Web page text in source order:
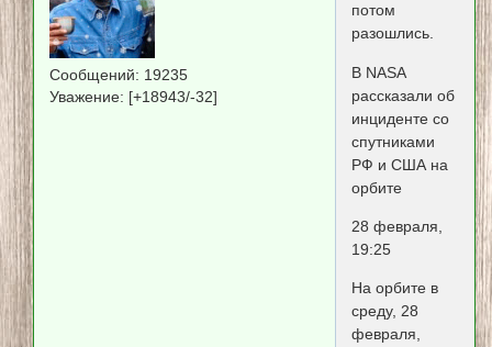
Сообщений: 19235
Уважение: [+18943/-32]
потом
разошлись.
В NASA
рассказали об
инциденте со
спутниками
РФ и США на
орбите
28 февраля,
19:25
На орбите в
среду, 28
февраля,